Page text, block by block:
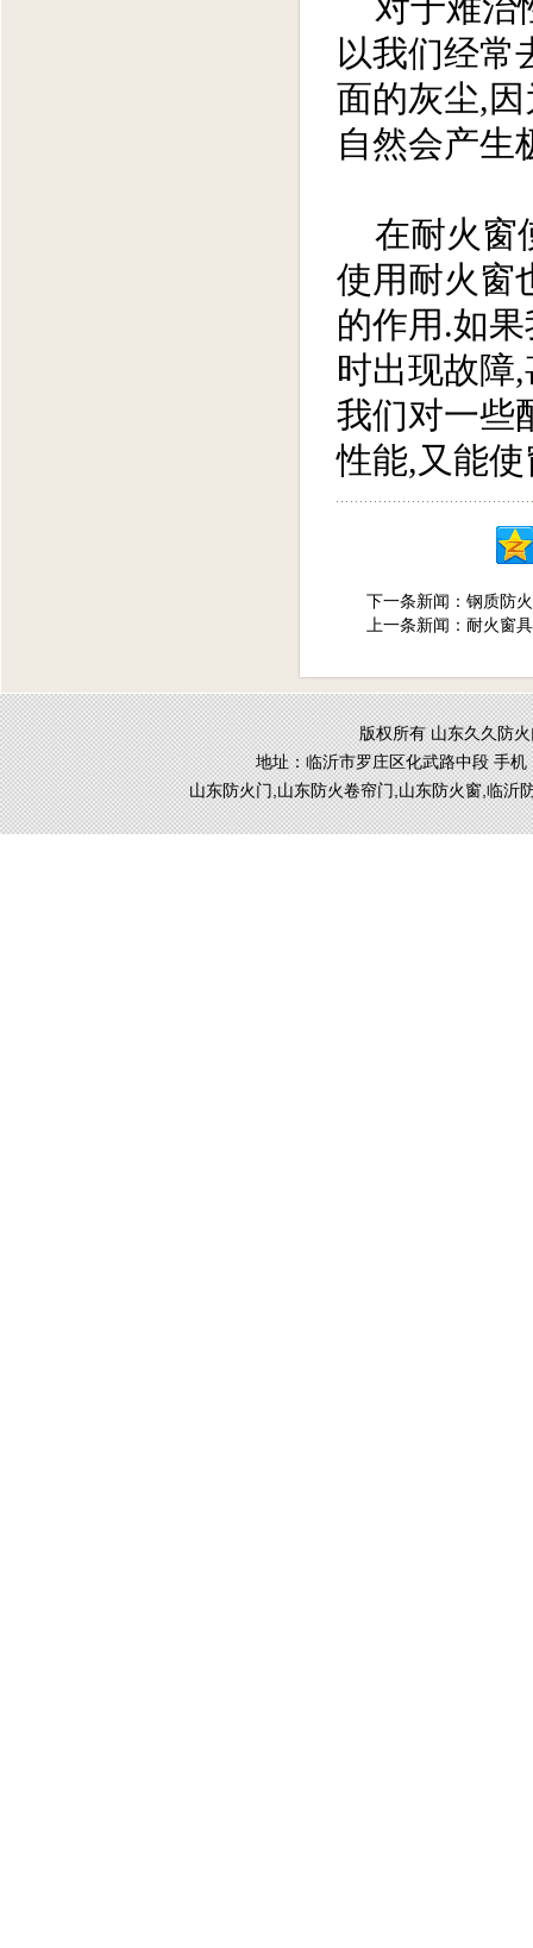
对于难治
以我们经常
面的灰尘,
自然会产生
在耐火窗
使用耐火窗
的作用.如
时出现故障
我们对一些
性能,又能
下一条新闻： 钢质防
上一条新闻： 耐火窗
版权所有 山东久久防
地址：临沂市罗庄区化武路中段 手机
山东防火门,山东防火卷帘门,山东防火窗,临